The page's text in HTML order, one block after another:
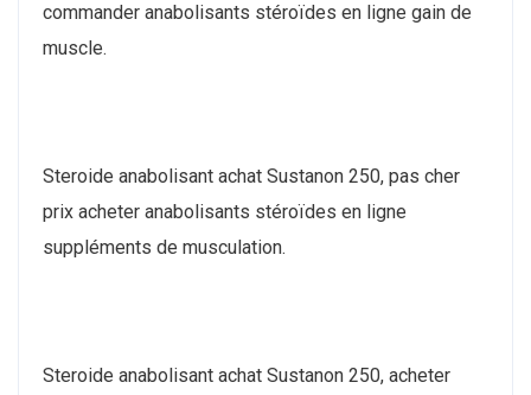
commander anabolisants stéroïdes en ligne gain de
muscle.
Steroide anabolisant achat Sustanon 250, pas cher
prix acheter anabolisants stéroïdes en ligne
suppléments de musculation.
Steroide anabolisant achat Sustanon 250, acheter